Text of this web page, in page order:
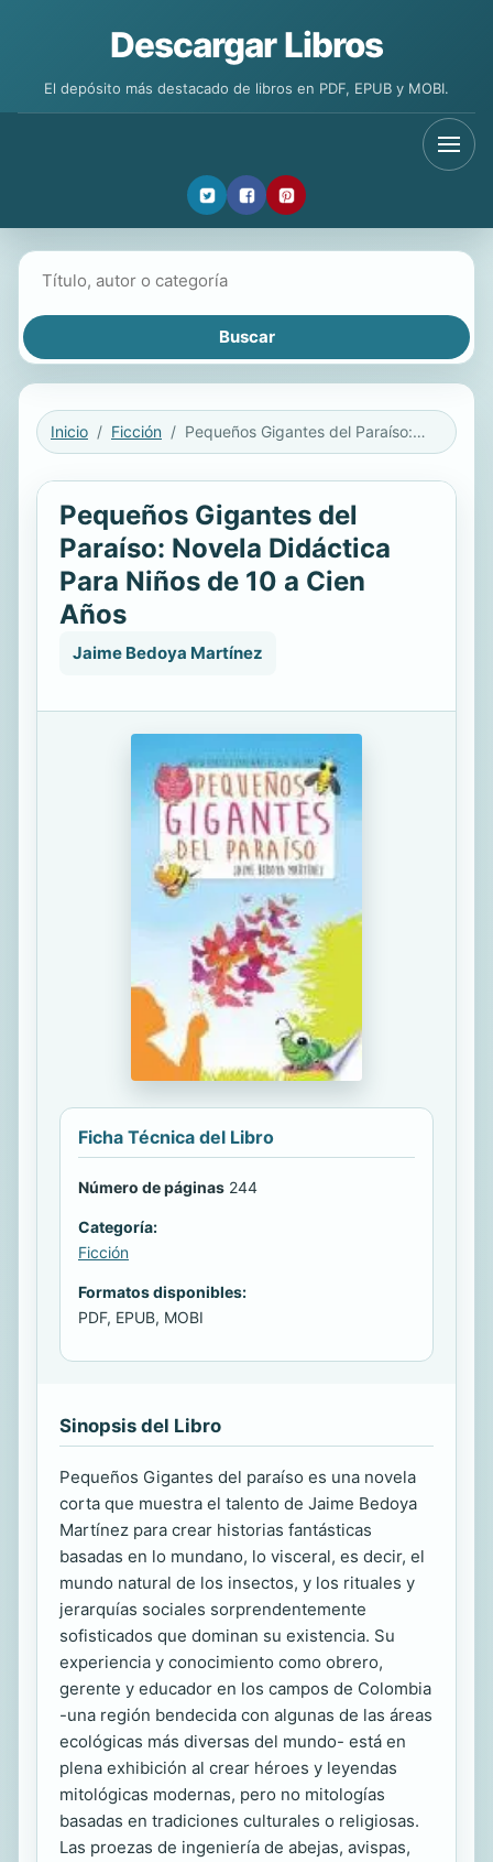
Descargar Libros
El depósito más destacado de libros en PDF, EPUB y MOBI.
Inicio Ficción Pequeños Gigantes del Paraíso: Novela Didáctica Para Niños de 10 a Cien Años
Pequeños Gigantes del
Paraíso: Novela Didáctica
Para Niños de 10 a Cien
Años
Jaime Bedoya Martínez
Ficha Técnica del Libro
Número de páginas 244
Categoría:
Ficción
Formatos disponibles:
PDF, EPUB, MOBI
Sinopsis del Libro
Pequeños Gigantes del paraíso es una novela
corta que muestra el talento de Jaime Bedoya
Martínez para crear historias fantásticas
basadas en lo mundano, lo visceral, es decir, el
mundo natural de los insectos, y los rituales y
jerarquías sociales sorprendentemente
sofisticados que dominan su existencia. Su
experiencia y conocimiento como obrero,
gerente y educador en los campos de Colombia
-una región bendecida con algunas de las áreas
ecológicas más diversas del mundo- está en
plena exhibición al crear héroes y leyendas
mitológicas modernas, pero no mitologías
basadas en tradiciones culturales o religiosas.
Las proezas de ingeniería de abejas, avispas,